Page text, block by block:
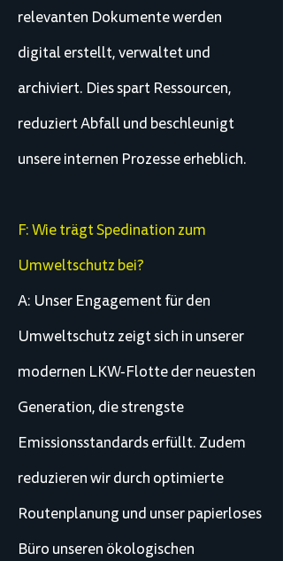
relevanten Dokumente werden
digital erstellt, verwaltet und
archiviert. Dies spart Ressourcen,
reduziert Abfall und beschleunigt
unsere internen Prozesse erheblich.
F: Wie trägt Spedination zum
Umweltschutz bei?
A: Unser Engagement für den
Umweltschutz zeigt sich in unserer
modernen LKW-Flotte der neuesten
Generation, die strengste
Emissionsstandards erfüllt. Zudem
reduzieren wir durch optimierte
Routenplanung und unser papierloses
Büro unseren ökologischen